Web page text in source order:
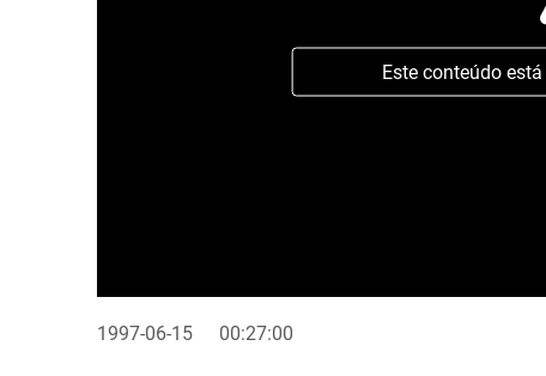
Este conteúdo
1997-06-15 00:27:00